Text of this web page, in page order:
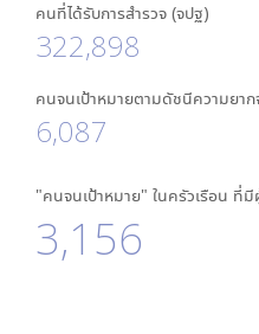
คนที่ได้รับการสำรวจ (จปฐ)
322,898
คนจนเป้าหมายตามดัชนีความยา
6,087
"คนจนเป้าหมาย" ในครัวเรือน ที่
3,156